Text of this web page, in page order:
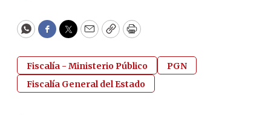
WhatsApp
Facebook
Twitter
EmailCopyPrint
Fiscalía - Ministerio Público
PGN
Fiscalía General del Estado